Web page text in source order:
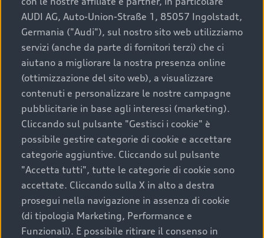
La qualità di acquistare
un’auto usata Audi
Scegliere un’auto usata è una decisione che coniuga
convenienza, affidabilità e sostenibilità. Per fare un
acquisto sicuro, è essenziale considerare aspetti
determinanti come la garanzia inclusa e l’affidabilità del
marchio. Audi offre l’auto usata perfetta tramite Audi
Prima Scelta :plus
AUDI AG, Auto-Union-Straße 1, 85057 Ingolstadt,
Germania ("Audi"), sul nostro sito web utilizziamo
servizi (anche da parte di fornitori terzi) che ci
aiutano a migliorare la nostra presenza online
(ottimizzazione del sito web), a visualizzare
contenuti e personalizzare le nostre campagne
pubblicitarie in base agli interessi (marketing).
Cliccando sul pulsante "Gestisci i cookie" è
possibile gestire categorie di cookie e accettare
categorie aggiuntive. Cliccando sul pulsante
"Accetta tutti", tutte le categorie di cookie sono
accettate. Cliccando sulla X in alto a destra
prosegui nella navigazione in assenza di cookie
(di tipologia Marketing, Performance e
Funzionali). È possibile ritirare il consenso in